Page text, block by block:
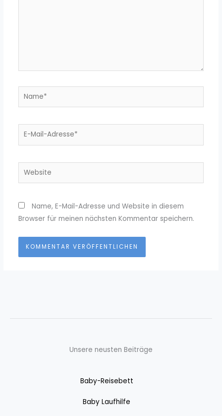
Name*
E-
Website
Name, E-Mail-Adresse und Website in diesem
Browser für meinen nächsten Kommentar speichern.
Unsere neusten Beiträge
Baby-Reisebett
Baby Laufhilfe